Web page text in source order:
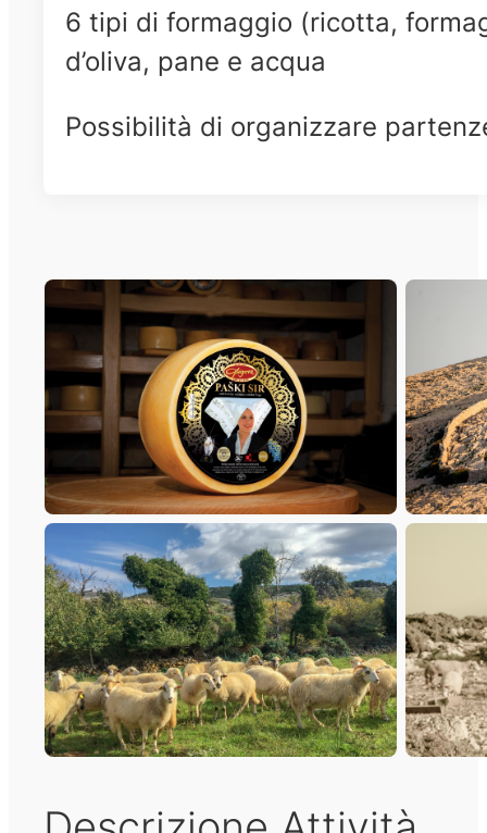
6 tipi di formaggio (ricotta,
d’oliva, pane e acqua
Possibilità di organizzare